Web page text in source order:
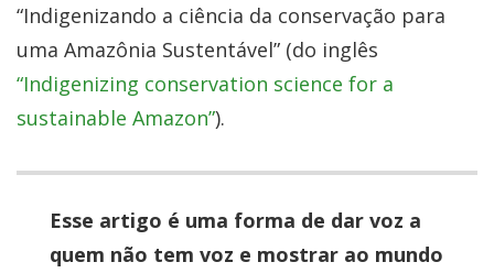
“Indigenizando a ciência da conservação para
uma Amazônia Sustentável” (do inglês
“Indigenizing conservation science for a
sustainable Amazon”).
Esse artigo é uma forma de dar voz a
quem não tem voz e mostrar ao mundo